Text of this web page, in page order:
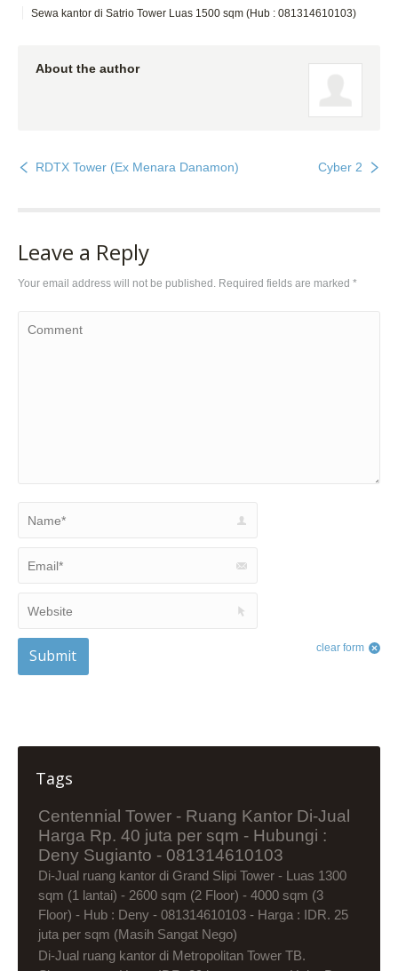
Sewa kantor di Satrio Tower Luas 1500 sqm (Hub : 081314610103)
About the author
RDTX Tower (Ex Menara Danamon) Cyber 2
Leave a Reply
Your email address will not be published. Required fields are marked *
clear form
Submit
Tags
Centennial Tower - Ruang Kantor Di-Jual
Harga Rp. 40 juta per sqm - Hubungi :
Deny Sugianto - 081314610103
Di-Jual ruang kantor di Grand Slipi Tower - Luas 1300
sqm (1 lantai) - 2600 sqm (2 Floor) - 4000 sqm (3
Floor) - Hub : Deny - 081314610103 - Harga : IDR. 25
juta per sqm (Masih Sangat Nego)
Di-Jual ruang kantor di Metropolitan Tower TB.